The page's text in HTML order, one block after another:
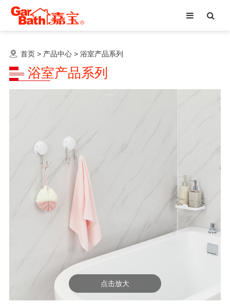
首页> 产品中心> 浴室产品系列
浴室产品系列
点击放大